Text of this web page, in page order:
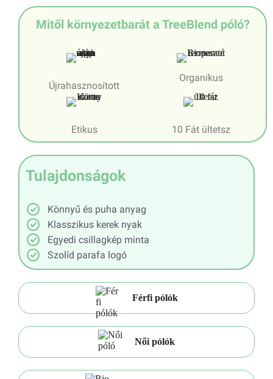
Mitől környezetbarát a TreeBlend póló?
Újrahasznosított
Organikus
Etikus 10 Fát ültetsz
Tulajdonságok
Könnyű és puha anyag
Klasszikus kerek nyak
Egyedi csillagkép minta
Szolíd parafa logó
Férfi pólók
Női pólók